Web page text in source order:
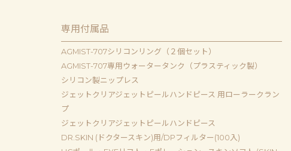
専用付属品
AGMIST-707シリコンリング（２個セット）
AGMIST-707専用ウォータータンク（プラスティック製）
シリコン製ニップレス
ジェットクリアジェットピールハンドピース 用ローラークラン
プ
ジェットクリアジェットピールハンドピース
DR.SKIN (ドクタースキン)用/DPフィルター(100入)